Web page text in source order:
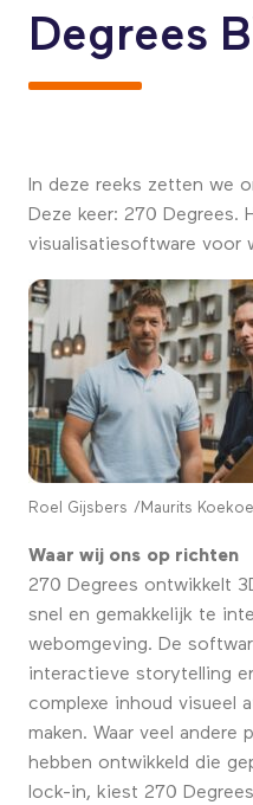
Degrees
In deze reeks zetten we
Deze keer: 270 Degrees.
visualisatiesoftware voor
Roel Gijsbers /Maurits
Waar wij ons op richten
270 Degrees ontwikkelt
snel en gemakkelijk te
webomgeving. De
interactieve storytelling
complexe inhoud visueel
maken. Waar veel andere
hebben ontwikkeld die
lock-in, kiest 270